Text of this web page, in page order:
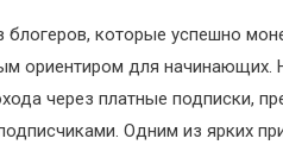
которые успешно
ориентиром для
через платные подписки,
Одним из ярких